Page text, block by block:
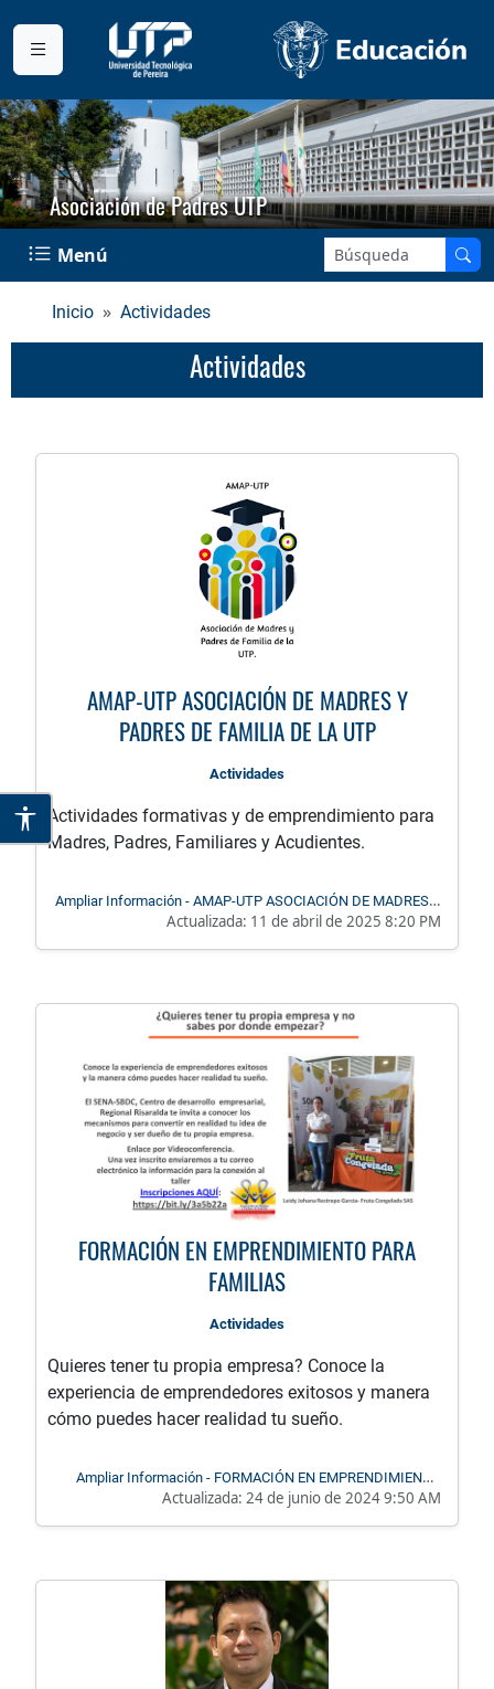
Asociación de Padres UTP
Menú Buscar en el sitio:
Inicio Actividades
Actividades
AMAP-UTP ASOCIACIÓN DE MADRES Y
PADRES DE FAMILIA DE LA UTP
Actividades
Actividades formativas y de emprendimiento para
Madres, Padres, Familiares y Acudientes.
Ampliar Información - AMAP-UTP ASOCIACIÓN DE MADRES Y
PADRES DE FAMILIA DE LA UTP
Actualizada: 11 de abril de 2025 8:20 PM
FORMACIÓN EN EMPRENDIMIENTO PARA
FAMILIAS
Actividades
Quieres tener tu propia empresa? Conoce la
experiencia de emprendedores exitosos y manera
cómo puedes hacer realidad tu sueño.
Ampliar Información - FORMACIÓN EN EMPRENDIMIENTO
PARA FAMILIAS
Actualizada: 24 de junio de 2024 9:50 AM